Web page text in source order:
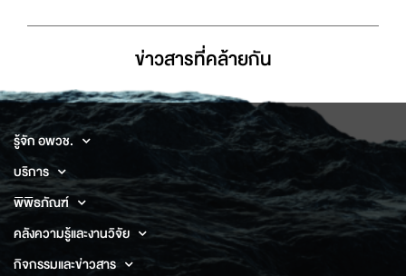
ข่าวสารที่่คล้ายกัน
รู้จัก อพวช.
บริการ
พิพิธภัณฑ์
คลังความรู้และงานวิจัย
กิจกรรมและข่าวสาร